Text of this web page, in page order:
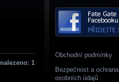
nalezeno: 1
Obchodní podmínky
Bezpečnost a ochrana
osobních údajů